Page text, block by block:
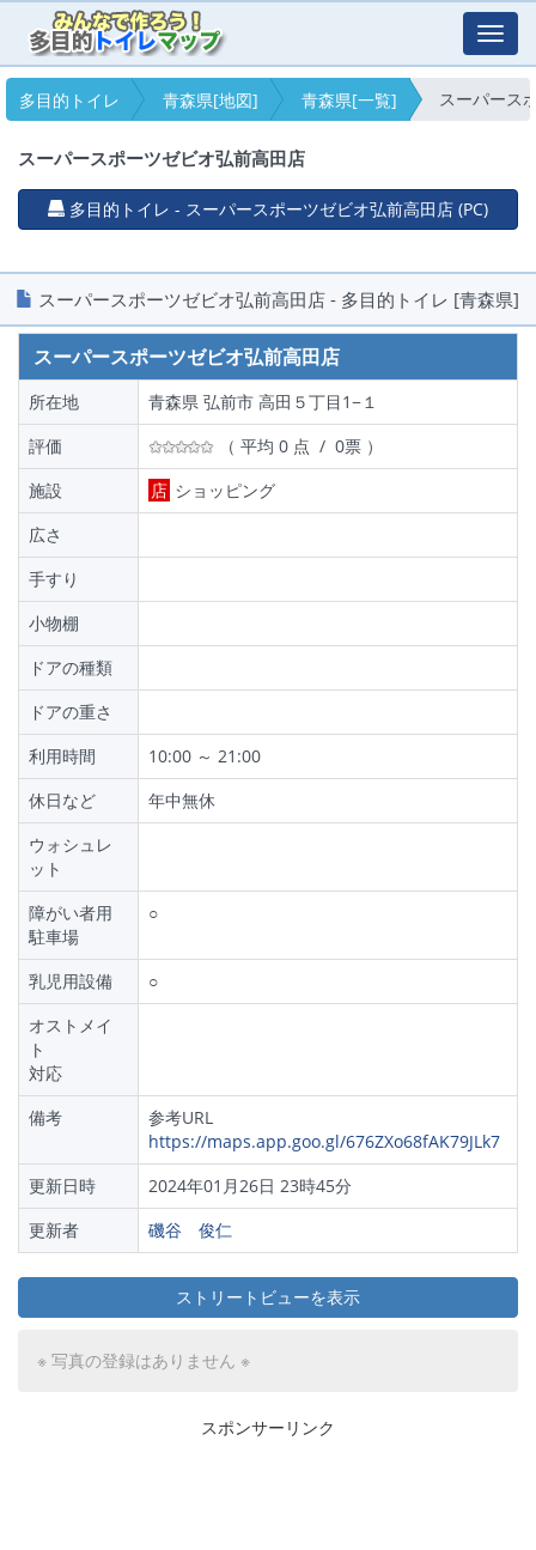
多目的トイレ
青森県[地図] 青森県[一覧] スーパース
スーパースポーツゼビオ弘前高田店
多目的トイレ - スーパースポーツゼビオ弘前高田店 (PC)
スーパースポーツゼビオ弘前高田店 - 多目的トイレ [青森県]
スーパースポーツゼビオ弘前高田店
所在地
青森県 弘前市 高田５丁目1−１
評価
（ 平均 0 点 / 0票 ）
施設
店 ショッピング
広さ
手すり
小物棚
ドアの種類
ドアの重さ
利用時間
10:00 ～ 21:00
休日など
年中無休
ウォシュレ
ット
障がい者用
駐車場
○
乳児用設備
○
オストメイ
ト
対応
備考
参考URL
https://maps.app.goo.gl/676ZXo68fAK79JLk7
更新日時
2024年01月26日 23時45分
更新者
磯谷 俊仁
ストリートビューを表示
※ 写真の登録はありません ※
スポンサーリンク